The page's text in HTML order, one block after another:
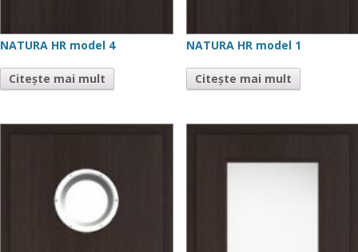
NATURA HR model 4
Citește mai mult
NATURA HR model 1
Citește mai mult